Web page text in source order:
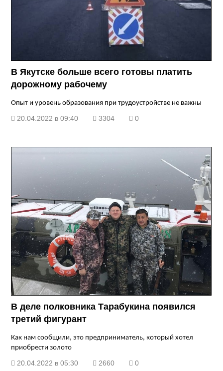
В Якутске больше всего готовы платить
дорожному рабочему
Опыт и уровень образования при трудоустройстве не важны
20.04.2022 в 09:40 3304 0
В деле полковника Тарабукина появился
третий фигурант
Как нам сообщили, это предприниматель, который хотел
приобрести золото
20.04.2022 в 05:30 2660 0